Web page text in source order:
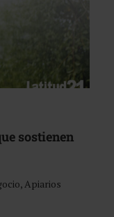
sostienen
Apiarios